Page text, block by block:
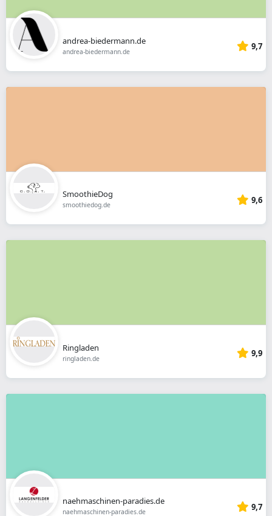
andrea-biedermann.de
andrea-biedermann.de 9,7
SmoothieDog
smoothiedog.de 9,6
Ringladen
ringladen.de 9,9
naehmaschinen-paradies.de
naehmaschinen-paradies.de 9,7